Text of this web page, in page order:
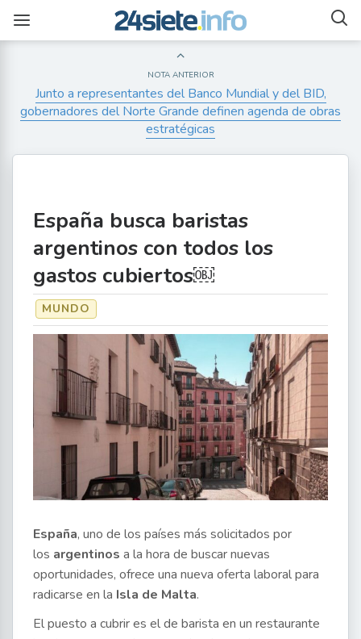
NOTA ANTERIOR
Junto a representantes del Banco Mundial y del BID,
gobernadores del Norte Grande definen agenda de obras
estratégicas
España busca baristas
argentinos con todos los
gastos cubiertos￼
MUNDO
España, uno de los países más solicitados por
los argentinos a la hora de buscar nuevas
oportunidades, ofrece una nueva oferta laboral para
radicarse en la Isla de Malta.
El puesto a cubrir es el de barista en un restaurante